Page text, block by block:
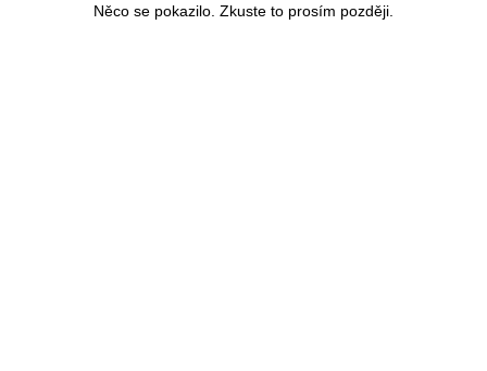
Něco se pokazilo. Zkuste to prosím později.